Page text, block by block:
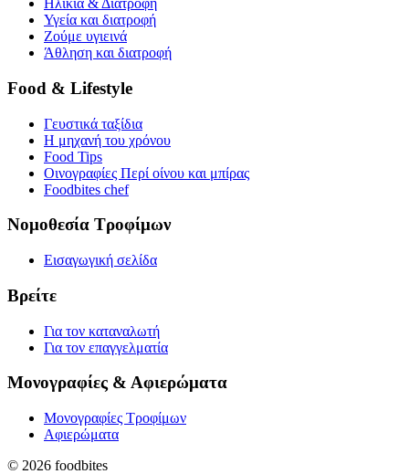
Ηλικία & Διατροφή
Υγεία και διατροφή
Ζούμε υγιεινά
Άθληση και διατροφή
Food & Lifestyle
Γευστικά ταξίδια
Η μηχανή του χρόνου
Food Tips
Οινογραφίες Περί οίνου και μπίρας
Foodbites chef
Νομοθεσία Τροφίμων
Εισαγωγική σελίδα
Βρείτε
Για τον καταναλωτή
Για τον επαγγελματία
Μονογραφίες & Αφιερώματα
Μονογραφίες Τροφίμων
Αφιερώματα
© 2026 foodbites